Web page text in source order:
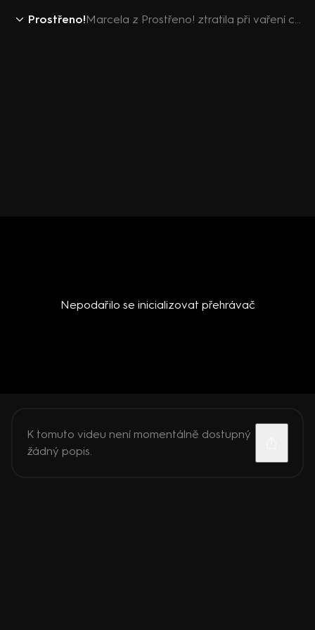
Prostřeno! Marcela z Prostřeno! ztratila při vaření chuť
Nepodařilo se inicializovat přehrávač
K tomuto videu není momentálně dostupný
žádný popis.